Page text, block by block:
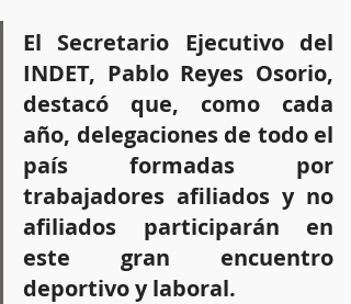
El Secretario Ejecutivo del
INDET, Pablo Reyes Osorio,
destacó que, como cada
año, delegaciones de todo el
país formadas por
trabajadores afiliados y no
afiliados participarán en
este gran encuentro
deportivo y laboral.